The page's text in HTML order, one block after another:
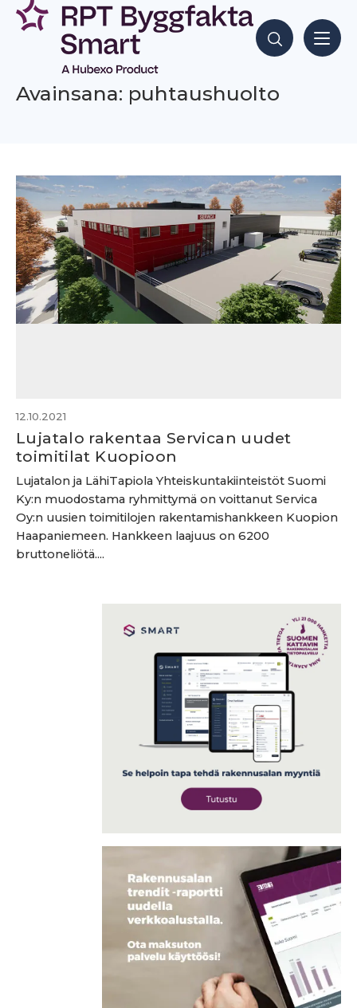
Siirry
sisältöön
Hae sisältöjä
Avainsana: puhtaushuolto
12.10.2021
Lujatalo rakentaa Servican uudet
toimitilat Kuopioon
Lujatalon ja LähiTapiola Yhteiskuntakiinteistöt Suomi
Ky:n muodostama ryhmittymä on voittanut Servica
Oy:n uusien toimitilojen rakentamishankkeen Kuopion
Haapaniemeen. Hankkeen laajuus on 6200
bruttoneliötä....